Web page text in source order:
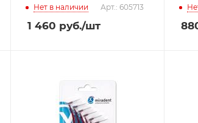
Нет в наличии Арт.: 605713
1 460 руб./шт